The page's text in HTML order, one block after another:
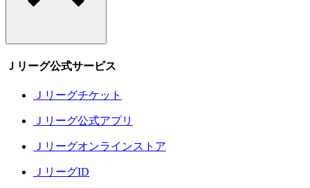
Ｊリーグ公式サービス
Ｊリーグチケット
Ｊリーグ公式アプリ
Ｊリーグオンラインストア
ＪリーグID